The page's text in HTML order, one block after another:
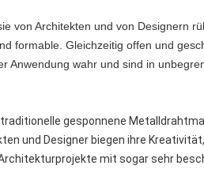
von Architekten und von Designern
formable. Gleichzeitig offen und
Anwendung wahr und sind in
gesponnene
und Designer biegen ihre
mit sogar sehr